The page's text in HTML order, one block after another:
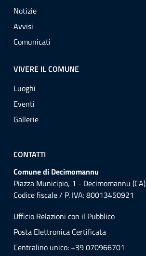
Notizie
Avvisi
Comunicati
VIVERE IL COMUNE
Luoghi
Eventi
Gallerie
CONTATTI
Comune di Decimomannu
Piazza Municipio, 1 - Decimomannu (CA)
Codice fiscale / P. IVA: 80013450921
Ufficio Relazioni con il Pubblico
Posta Elettronica Certificata
Centralino unico: +39 070966701